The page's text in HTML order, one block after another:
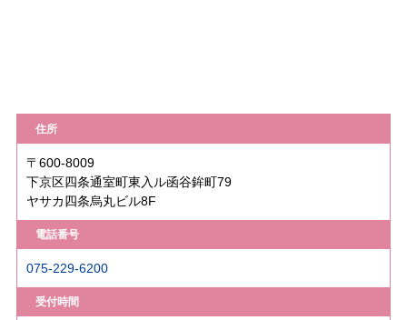
住所
〒600-8009
下京区四条通室町東入ル函谷鉾町79
ヤサカ四条烏丸ビル8F
電話番号
075-229-6200
受付時間